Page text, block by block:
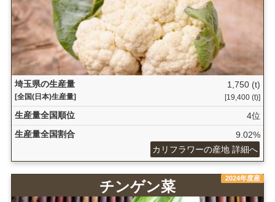
埼玉県の生産量
[全国(日本)生産量]
1,750 (t)
[19,400 (t)]
生産量全国順位
4位
生産量全国割合
9.02%
カリフラワーの産地 詳細へ
2024年度産
チンゲン菜